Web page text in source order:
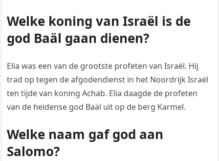
Welke koning van Israël is de
god Baäl gaan dienen?
Elia was een van de grootste profeten van Israël. Hij
trad op tegen de afgodendienst in het Noordrijk Israël
ten tijde van koning Achab. Elia daagde de profeten
van de heidense god Baäl uit op de berg Karmel.
Welke naam gaf god aan
Salomo?